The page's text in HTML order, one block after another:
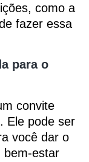
como a
fazer essa
para o
convite
Ele pode ser
você dar o
bem-estar